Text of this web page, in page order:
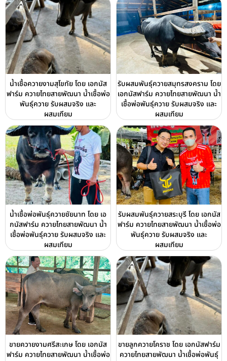
น้ำเชื้อควายงามสุโขทัย โดย เอกนัส
ฟาร์ม ควายไทยสายพัฒนา น้ำเชื้อพ่อ
พันธุ์ควาย รับผสมจริง และ
ผสมเทียม
รับผสมพันธุ์ควายสมุทรสงคราม โดย
เอกนัสฟาร์ม ควายไทยสายพัฒนา น้ำ
เชื้อพ่อพันธุ์ควาย รับผสมจริง และ
ผสมเทียม
น้ำเชื้อพ่อพันธุ์ควายชัยนาท โดย เอ
กนัสฟาร์ม ควายไทยสายพัฒนา น้ำ
เชื้อพ่อพันธุ์ควาย รับผสมจริง และ
ผสมเทียม
รับผสมพันธุ์ควายสระบุรี โดย เอกนัส
ฟาร์ม ควายไทยสายพัฒนา น้ำเชื้อพ่อ
พันธุ์ควาย รับผสมจริง และ
ผสมเทียม
ขายควายงามศรีสะเกษ โดย เอกนัส
ฟาร์ม ควายไทยสายพัฒนา น้ำเชื้อพ่อ
ขายลูกควายโคราช โดย เอกนัสฟาร์ม
ควายไทยสายพัฒนา น้ำเชื้อพ่อพันธุ์